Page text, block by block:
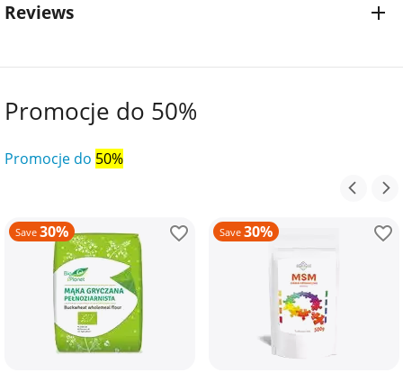
Reviews
Promocje do 50%
Promocje do 50%
Save 30% Save 30%